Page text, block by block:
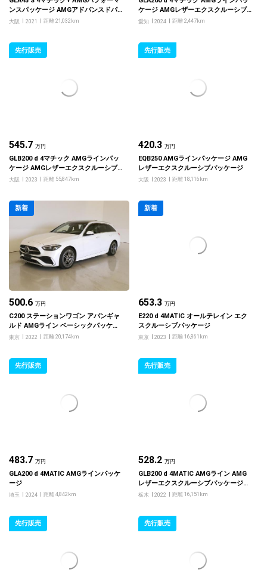
ンスパッケージ AMGアドバンスドパ
ッケージ
大阪 2021 距離 21,032km
ケージ AMGレザーエクスクルーシブ
パッケージ アドバンスドパッケージ
愛知 2024 距離 2,447km
先行販売
545.7 万円
GLB200 d 4マチック AMGラインパッ
ケージ AMGレザーエクスクルーシブ
パッケージ アドバンスドパッケージ
大阪 2023 距離 55,847km
先行販売
420.3 万円
EQB250 AMGラインパッケージ AMG
レザーエクスクルーシブパッケージ
大阪 2023 距離 18,116km
新着
500.6 万円
C200 ステーションワゴン アバンギャ
ルド AMGライン ベーシックパッケー
ジ
東京 2022 距離 20,174km
新着
653.3 万円
E220 d 4MATIC オールテレイン エク
スクルーシブパッケージ
東京 2023 距離 16,861km
先行販売
483.7 万円
GLA200 d 4MATIC AMGラインパッケ
ージ
埼玉 2024 距離 4,842km
先行販売
528.2 万円
GLB200 d 4MATIC AMGライン AMG
レザーエクスクルーシブパッケージ・
アドバンスドパッケージ
栃木 2022 距離 16,151km
先行販売 先行販売